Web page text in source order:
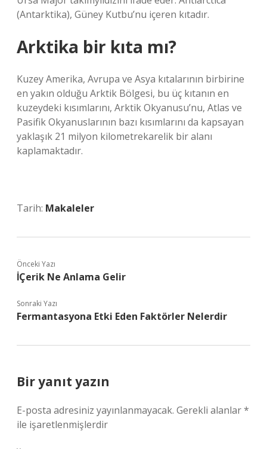
(Antarktika), Güney Kutbu’nu içeren kıtadır.
Arktika bir kıta mı?
Kuzey Amerika, Avrupa ve Asya kıtalarının birbirine
en yakın olduğu Arktik Bölgesi, bu üç kıtanın en
kuzeydeki kısımlarını, Arktik Okyanusu’nu, Atlas ve
Pasifik Okyanuslarının bazı kısımlarını da kapsayan
yaklaşık 21 milyon kilometrekarelik bir alanı
kaplamaktadır.
Tarih: Makaleler
Önceki Yazı
İÇerik Ne Anlama Gelir
Sonraki Yazı
Fermantasyona Etki Eden Faktörler Nelerdir
Bir yanıt yazın
E-posta adresiniz yayınlanmayacak. Gerekli alanlar*
ile işaretlenmişlerdir